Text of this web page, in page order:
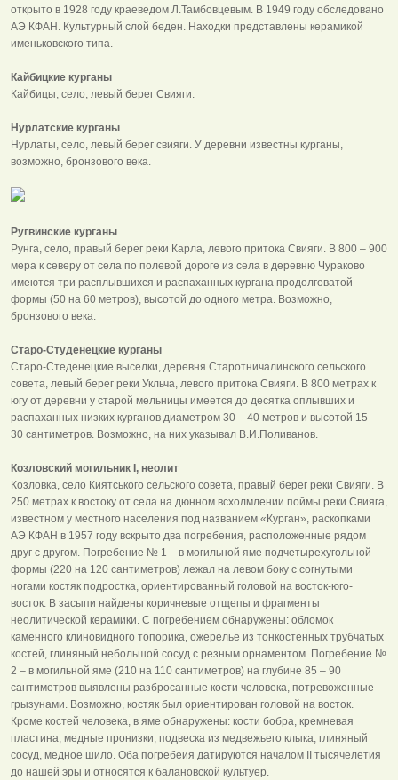
открыто в 1928 году краеведом Л.Тамбовцевым. В 1949 году обследовано
АЭ КФАН. Культурный слой беден. Находки представлены керамикой
именьковского типа.
Кайбицкие курганы
Кайбицы, село, левый берег Свияги.
Нурлатские курганы
Нурлаты, село, левый берег свияги. У деревни известны курганы,
возможно, бронзового века.
Ругвинские курганы
Рунга, село, правый берег реки Карла, левого притока Свияги. В 800 – 900
мера к северу от села по полевой дороге из села в деревню Чураково
имеются три расплывшихся и распаханных кургана продолговатой
формы (50 на 60 метров), высотой до одного метра. Возможно,
бронзового века.
Старо-Студенецкие курганы
Старо-Стеденецкие выселки, деревня Старотничалинского сельского
совета, левый берег реки Укльча, левого притока Свияги. В 800 метрах к
югу от деревни у старой мельницы имеется до десятка оплывших и
распаханных низких курганов диаметром 30 – 40 метров и высотой 15 –
30 сантиметров. Возможно, на них указывал В.И.Поливанов.
Козловский могильник I, неолит
Козловка, село Киятського сельского совета, правый берег реки Свияги. В
250 метрах к востоку от села на дюнном всхолмлении поймы реки Свияга,
известном у местного населения под названием «Курган», раскопками
АЭ КФАН в 1957 году вскрыто два погребения, расположенные рядом
друг с другом. Погребение № 1 – в могильной яме подчетырехугольной
формы (220 на 120 сантиметров) лежал на левом боку с согнутыми
ногами костяк подростка, ориентированный головой на восток-юго-
восток. В засыпи найдены коричневые отщепы и фрагменты
неолитической керамики. С погребением обнаружены: обломок
каменного клиновидного топорика, ожерелье из тонкостенных трубчатых
костей, глиняный небольшой сосуд с резным орнаментом. Погребение №
2 – в могильной яме (210 на 110 сантиметров) на глубине 85 – 90
сантиметров выявлены разбросанные кости человека, потревоженные
грызунами. Возможно, костяк был ориентирован головой на восток.
Кроме костей человека, в яме обнаружены: кости бобра, кремневая
пластина, медные пронизки, подвеска из медвежьего клыка, глиняный
сосуд, медное шило. Оба погребеия датируются началом II тысячелетия
до нашей эры и относятся к балановской культуер.